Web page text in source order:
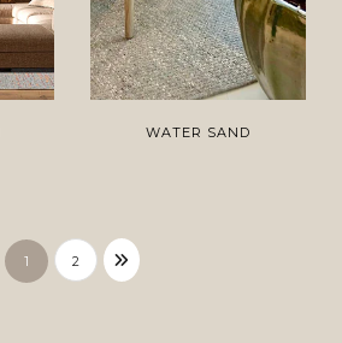
WATER SAND
1 2